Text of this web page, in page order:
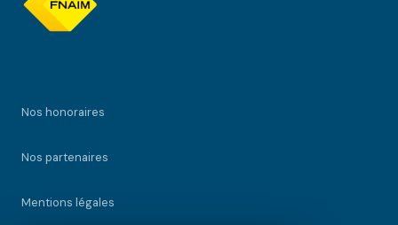
Nos honoraires
Nos partenaires
Mentions légales